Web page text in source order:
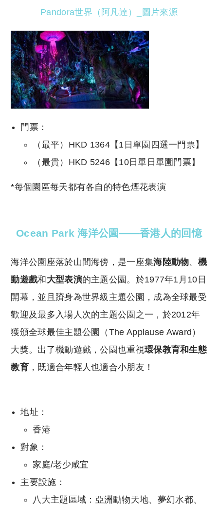
Pandora世界（阿凡達）_ 圖片來源
門票：
（最平）HKD 1364【1日單園四選一門票】
（最貴）HKD 5246【10日單日單園門票】
*每個園區每天都有各自的特色煙花表演
Ocean Park 海洋公園——香港人的回憶
海洋公園座落於山間海傍，是一座集海陸動物、 機
動遊戲和大型表演的主題公園。於1977年1月10日
開幕，並且躋身為世界級主題公園，成為全球最受
歡迎及最多入場人次的主題公園之一，於2012年
獲頒全球最佳主題公園（The Applause Award）
大獎。出了機動遊戲，公園也重視環保教育和生態
教育 ，既適合年輕人也適合小朋友！
地址：
香港
對象：
家庭/老少咸宜
主要設施：
八大主題區域：亞洲動物天地、夢幻水都、